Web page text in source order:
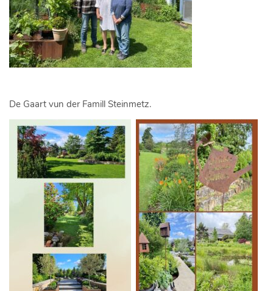
De Gaart vun der Famill Steinmetz.